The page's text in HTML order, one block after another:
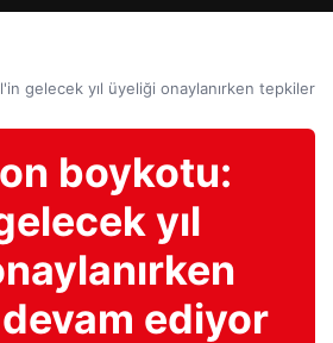
gelecek yıl üyeliği onaylanırken tepkiler
boykotu:
yıl
ediyor